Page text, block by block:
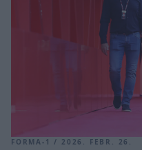
FORMA-1 / 2026. FEBR. 26.